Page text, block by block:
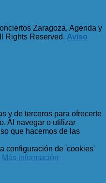
Zaragoza, Agenda y
Rights Reserved. Aviso
y de terceros para ofrecerte
Al navegar o utilizar
que hacemos de las
configuración de 'cookies'
Más información